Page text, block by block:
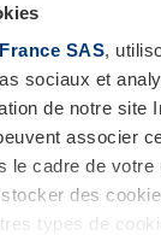
SAS,
sociaux et
de notre site
associer
le cadre de
des
types de